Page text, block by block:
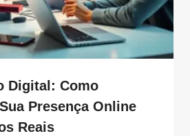
Digital: Como
Presença Online
Reais